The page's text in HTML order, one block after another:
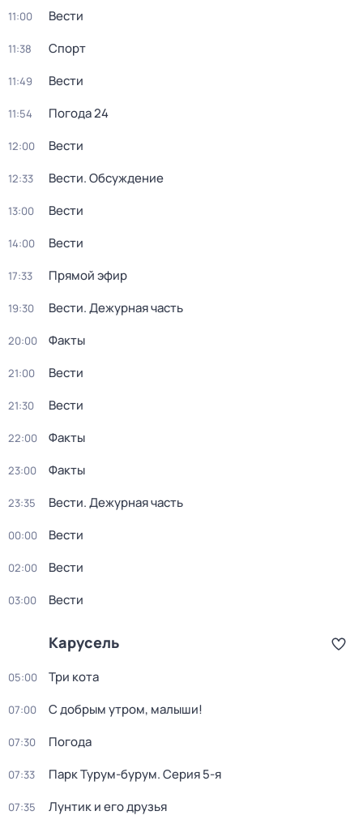
11:00 Вести
11:38 Спорт
11:49 Вести
11:54 Погода 24
12:00 Вести
12:33 Вести. Обсуждение
13:00 Вести
14:00 Вести
17:33 Прямой эфир
19:30 Вести. Дежурная часть
20:00 Факты
21:00 Вести
21:30 Вести
22:00 Факты
23:00 Факты
23:35 Вести. Дежурная часть
00:00 Вести
02:00 Вести
03:00 Вести
Карусель
05:00 Три кота
07:00 С добрым утром, малыши!
07:30 Погода
07:33 Парк Турум-бурум. Серия 5-я
07:35 Лунтик и его друзья